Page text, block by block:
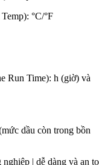
°C/°F
Run Time): h (giờ) và
dầu còn trong bồn